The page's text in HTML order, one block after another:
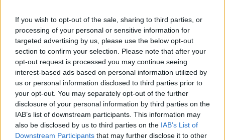
If you wish to opt-out of the sale, sharing to third parties, or
processing of your personal or sensitive information for
targeted advertising by us, please use the below opt-out
section to confirm your selection. Please note that after your
opt-out request is processed you may continue seeing
interest-based ads based on personal information utilized by
us or personal information disclosed to third parties prior to
your opt-out. You may separately opt-out of the further
disclosure of your personal information by third parties on the
IAB’s list of downstream participants. This information may
also be disclosed by us to third parties on the IAB’s List of
Downstream Participants that may further disclose it to other
Itt állítsd be, hogy az RTL.hu az elsők között
legyen a Google-találatokban!